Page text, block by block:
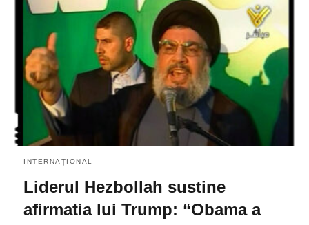
INTERNAȚIONAL
Liderul Hezbollah sustine
afirmatia lui Trump: “Obama a